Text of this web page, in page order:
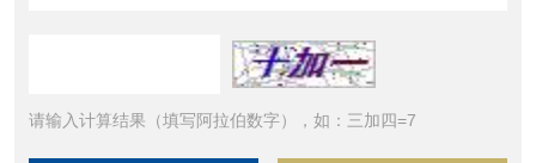
请输入计算结果（填写阿拉伯数字），如：三加四=7